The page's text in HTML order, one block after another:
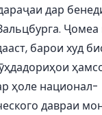
дар
Ҷомеа
барои худ
ҳоле национал-
давраи